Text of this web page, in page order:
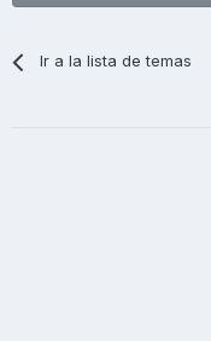
Ir a la lista de temas